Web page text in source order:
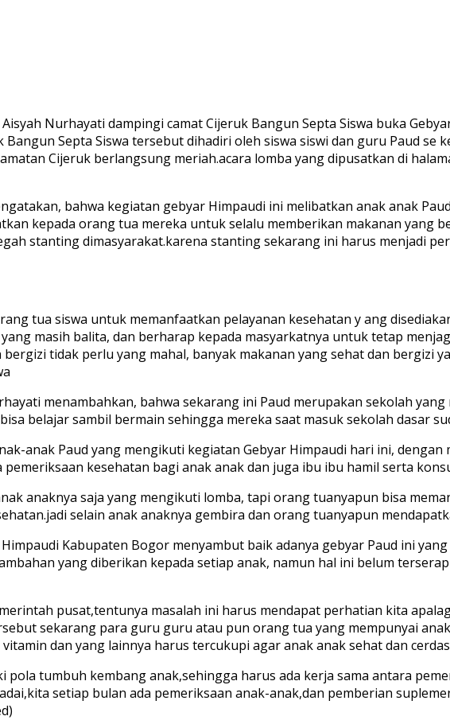
Nurhayati dampingi camat Cijeruk Bangun Septa Siswa buka
Septa Siswa tersebut dihadiri oleh siswa siswi dan guru Paud se
Cijeruk berlangsung meriah.acara lomba yang dipusatkan di
bahwa kegiatan gebyar Himpaudi ini melibatkan anak anak
kepada orang tua mereka untuk selalu memberikan makanan yang
stanting dimasyarakat.karena stanting sekarang ini harus menjadi
tua siswa untuk memanfaatkan pelayanan kesehatan y ang
masih balita, dan berharap kepada masyarkatnya untuk tetap
tidak perlu yang mahal, banyak makanan yang sehat dan bergizi
menambahkan, bahwa sekarang ini Paud merupakan sekolah
belajar sambil bermain sehingga mereka saat masuk sekolah dasar
anak Paud yang mengikuti kegiatan Gebyar Himpaudi hari ini,
kesehatan bagi anak anak dan juga ibu ibu hamil serta
anaknya saja yang mengikuti lomba, tapi orang tuanyapun bisa
selain anak anaknya gembira dan orang tuanyapun
Kabupaten Bogor menyambut baik adanya gebyar Paud ini
yang diberikan kepada setiap anak, namun hal ini belum
pusat,tentunya masalah ini harus mendapat perhatian kita
sekarang para guru guru atau pun orang tua yang mempunyai
dan yang lainnya harus tercukupi agar anak anak sehat dan
pola tumbuh kembang anak,sehingga harus ada kerja sama antara
setiap bulan ada pemeriksaan anak-anak,dan pemberian